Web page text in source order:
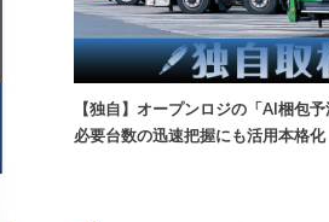
【独自】オープンロジの「AI梱包
必要台数の迅速把握にも活用本格化